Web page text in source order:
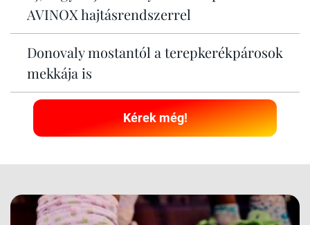
AVINOX hajtásrendszerrel
Donovaly mostantól a terepkerékpárosok
mekkája is
Kérek még!